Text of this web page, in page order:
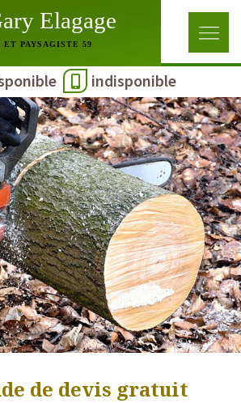
Elagage
ET PAYSAGISTE 59
indisponible
de devis gratuit